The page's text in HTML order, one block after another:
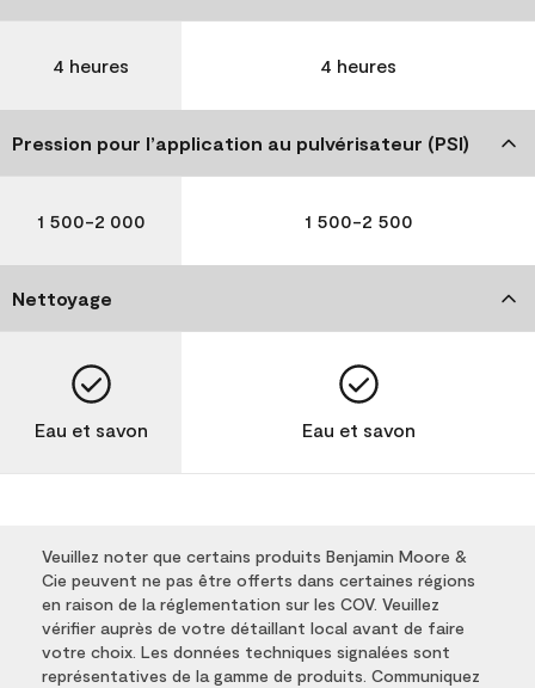
4 heures 4 heures
Pression pour l’application au pulvérisateur (PSI)
1 500-2 000 1 500-2 500
Nettoyage
Eau et savon Eau et savon
Veuillez noter que certains produits Benjamin Moore &
Cie peuvent ne pas être offerts dans certaines régions
en raison de la réglementation sur les COV. Veuillez
vérifier auprès de votre détaillant local avant de faire
votre choix. Les données techniques signalées sont
représentatives de la gamme de produits. Communiquez